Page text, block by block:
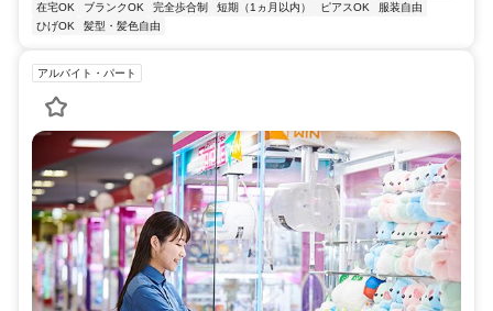
在宅OK
ブランクOK 完全歩合制 短期（1ヵ月以内） ピアスOK
服装自由
ひげOK
髪型・髪色自由
アルバイト・パート